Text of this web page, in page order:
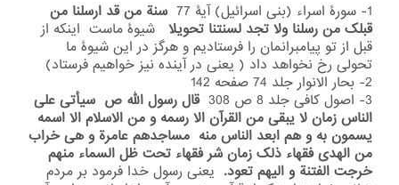
1- سورۀ اسراء (بنی اسرائیل) آیۀ 77
سنة من قد ارسلنا من
قبلک من رسلنا ولا تجد لسنتنا تحویلا
شیوۀ ماست اینکه از
قبل از تو پیامبرانمان را فرستادیم و هرگز در این شیوۀ ما
تحولی رخ نخواهد داد ( یعنی در آینده نیز خواهیم فرستاد)
2- بحار الانوار جلد 74 صفحه 142
3- اصول کافی جلد 8 ص 308
قال رسول الله ص سیأتی علی
الناس زمان لا یبقی من القرآن الا رسمه و من الاسلام الا اسمه
یسمون به و هم ابعد الناس منه مساجدهم عامرة و هی خراب
من الهدی فقهاء ذلک زمان شر فقهاء تحت ظل السماء منهم
خرجت الفتنة و الیهم تعود. یعنی رسول خدا فرمود بر مردم